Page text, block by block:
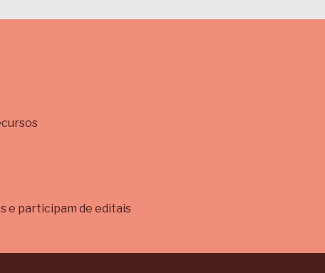
e participam de editais